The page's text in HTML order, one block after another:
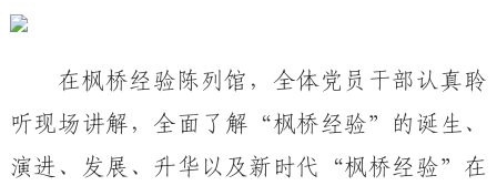
在枫桥经验陈列馆， 全体党员干部认真聆
听现场讲解， 全面了解 “枫桥经验”的诞生、
演进、发展、升华以及新时代“枫桥经验”在